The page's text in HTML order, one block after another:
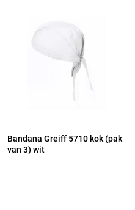
Bandana Greiff 5710 kok (pak
van 3) wit